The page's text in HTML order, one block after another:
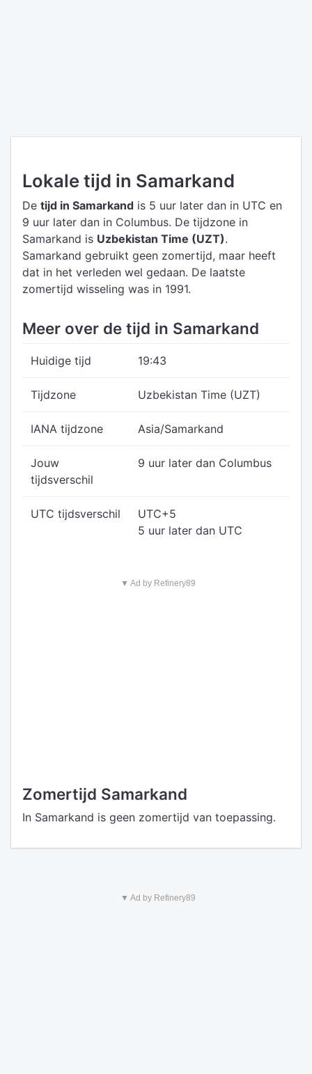
Lokale tijd in Samarkand
De tijd in Samarkand is 5 uur later dan in UTC en
9 uur later dan in Columbus. De tijdzone in
Samarkand is Uzbekistan Time (UZT).
Samarkand gebruikt geen zomertijd, maar heeft
dat in het verleden wel gedaan. De laatste
zomertijd wisseling was in 1991.
Meer over de tijd in Samarkand
Huidige tijd 19:43
Tijdzone Uzbekistan Time (UZT)
IANA tijdzone Asia/Samarkand
Jouw
tijdsverschil
9 uur later dan Columbus
UTC tijdsverschil
UTC+5
5 uur later dan UTC
▼ Ad by Refinery89
Zomertijd Samarkand
In Samarkand is geen zomertijd van toepassing.
▼ Ad by Refinery89